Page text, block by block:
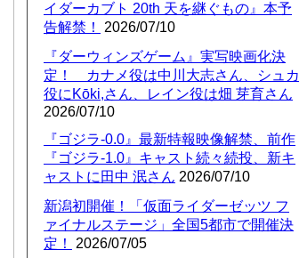
イダーカブト 20th 天を継ぐもの』本予
告解禁！
2026/07/10
『ダーウィンズゲーム』実写映画化決
定！ カナメ役は中川大志さん、シュカ
役にKōki,さん、レイン役は畑 芽育さん
2026/07/10
『ゴジラ-0.0』最新特報映像解禁、前作
『ゴジラ-1.0』キャスト続々続投、新キ
ャストに田中 泯さん 2026/07/10
新潟初開催！「仮面ライダーゼッツ フ
ァイナルステージ」全国5都市で開催決
定！
2026/07/05